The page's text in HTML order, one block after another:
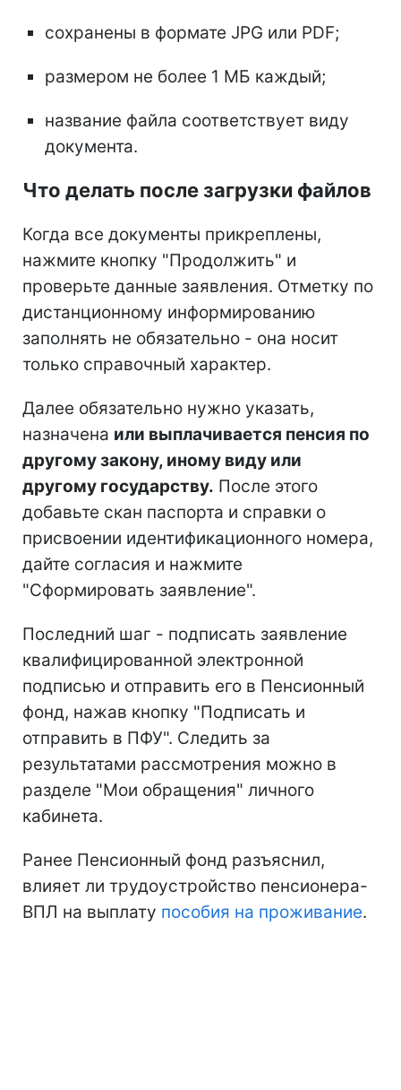
сохранены в формате JPG или PDF;
размером не более 1 МБ каждый;
название файла соответствует виду
документа.
Что делать после загрузки файлов
Когда все документы прикреплены,
нажмите кнопку "Продолжить" и
проверьте данные заявления. Отметку по
дистанционному информированию
заполнять не обязательно - она носит
только справочный характер.
Далее обязательно нужно указать,
назначена или выплачивается пенсия по
другому закону, иному виду или
другому государству. После этого
добавьте скан паспорта и справки о
присвоении идентификационного номера,
дайте согласия и нажмите
"Сформировать заявление".
Последний шаг - подписать заявление
квалифицированной электронной
подписью и отправить его в Пенсионный
фонд, нажав кнопку "Подписать и
отправить в ПФУ". Следить за
результатами рассмотрения можно в
разделе "Мои обращения" личного
кабинета.
Ранее Пенсионный фонд разъяснил,
влияет ли трудоустройство пенсионера-
ВПЛ на выплату пособия на проживание.